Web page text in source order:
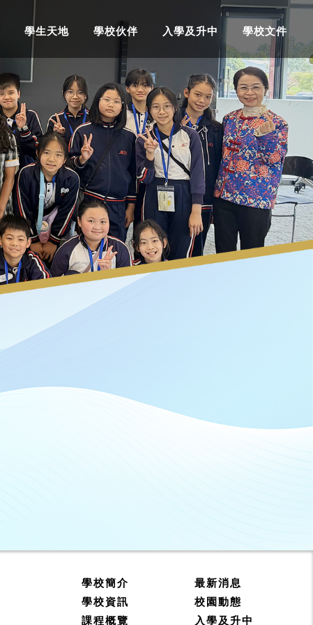
學生天地 學校伙伴 入學及升中 學校文件
學校簡介
學校資訊
課程概覽
最新消息
校園動態
入學及升中